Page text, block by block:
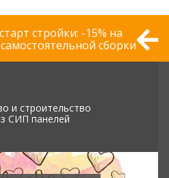
стройки: -15% на
сборки
и строительство
СИП панелей